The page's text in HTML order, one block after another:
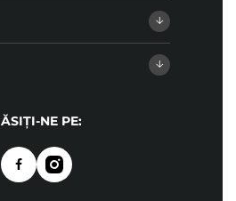
NE PE: